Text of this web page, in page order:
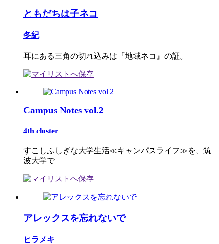
ともだちは子ネコ
冬紀
耳にある三角の切れ込みは『地域ネコ』の証。
Campus Notes vol.2
4th cluster
すこしふしぎな大学生活≪キャンパスライフ≫を、筑
波大学で
アレックスを忘れないで
ヒラメキ